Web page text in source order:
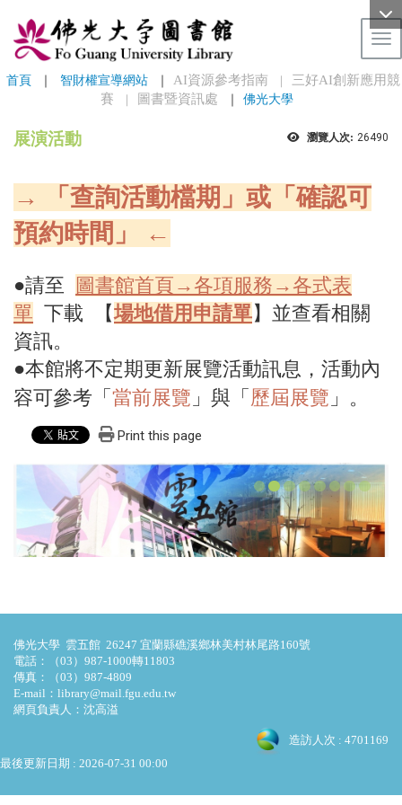
首頁 ｜ 智財權宣導網站 ｜ AI資源參考指南
三好AI創新應用競
賽
圖書暨資訊處 ｜ 佛光大學
瀏覽人次: 26490
展演活動
→ 「查詢活動檔期」或「確認可
預約時間」 ←
●請至
圖書館首頁→各項服務→各式表
單 下載 【場地借用申請單】並查看相關
資訊。
●本館將不定期更新展覽活動訊息，活動內
容可參考「 當前展覽 」與「 歷屆展覽 」。
Print this page
佛光大學 雲五館 26247 宜蘭縣礁溪鄉林美村林尾路160號
電話：（03）987-1000轉11803
傳真：（03）987-4809
E-mail：library@mail.fgu.edu.tw
網頁負責人：沈高溢
造訪人次 : 4701169
最後更新日期 : 2026-07-31 00:00